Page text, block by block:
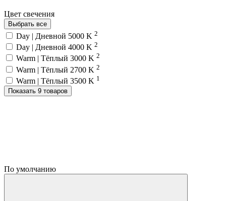
Цвет свечения
Выбрать все
Day | Дневной 5000 K 2
Day | Дневной 4000 K 2
Warm | Тёплый 3000 K 2
Warm | Тёплый 2700 K 2
Warm | Тёплый 3500 K 1
Показать 9 товаров
По умолчанию